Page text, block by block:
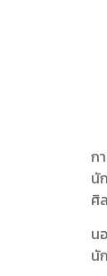
ก
นั
ศิ
น
นั